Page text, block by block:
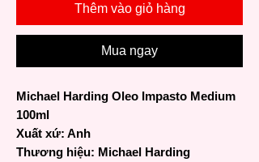
Thêm vào giỏ hàng
Mua ngay
Michael Harding Oleo Impasto Medium
100ml
Xuất xứ: Anh
Thương hiệu: Michael Harding